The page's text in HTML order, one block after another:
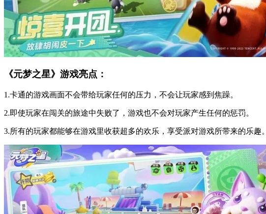
《元梦之星》游戏亮点：
1.卡通的游戏画面不会带给玩家任何的压力，不会让玩家感到焦躁。
2.即使玩家在闯关的旅途中失败了，游戏也不会对玩家产生任何的惩罚。
3.所有的玩家都能够在游戏里收获超多的欢乐，享受派对游戏所带来的乐趣。